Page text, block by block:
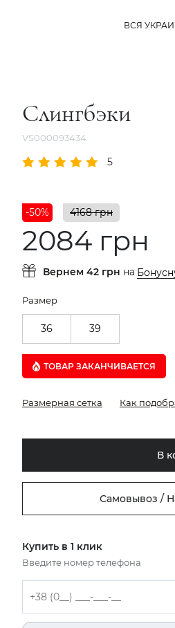
ВСЯ
Слингбэки
VS000093434
5
-50% 4168 грн
2084 грн
Вернем 42 грн на
Размер
36 39
ТОВАР ЗАКАНЧИВАЕТСЯ
Размерная сетка Как
В
Самовывоз /
Купить в 1 клик
Введите номер телефона